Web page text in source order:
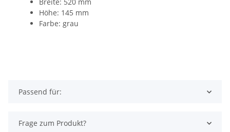
Höhe: 145 mm
Farbe: grau
Passend für:
Frage zum Produkt?